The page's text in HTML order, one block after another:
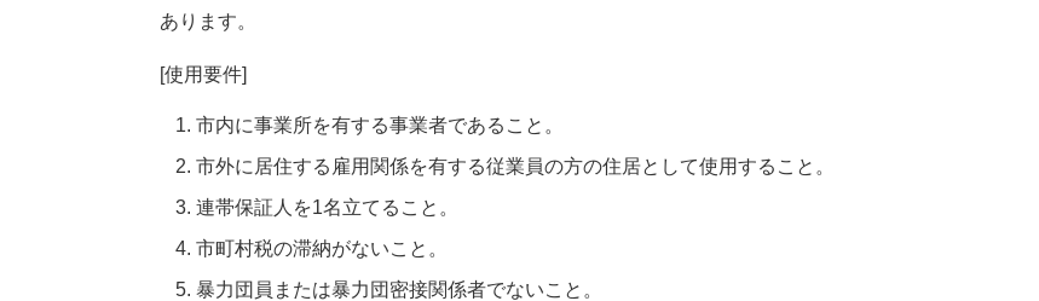
あります。
[使用要件]
市内に事業所を有する事業者であること。
市外に居住する雇用関係を有する従業員の方の住居として使用すること。
連帯保証人を1名立てること。
市町村税の滞納がないこと。
暴力団員または暴力団密接関係者でないこと。